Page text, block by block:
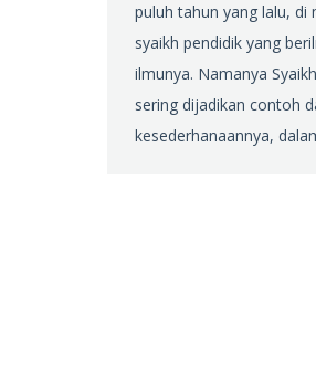
puluh tahun yang lalu,
syaikh pendidik yang
ilmunya. Namanya
sering dijadikan contoh
kesederhanaannya,